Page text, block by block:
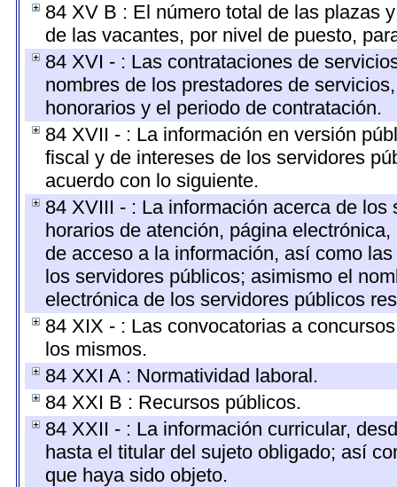
84 XV B : El número total de las plazas
de las vacantes, por nivel de puesto,
84 XVI - : Las contrataciones de
nombres de los prestadores de
honorarios y el periodo de contratación.
84 XVII - : La información en versión
fiscal y de intereses de los servidores
acuerdo con lo siguiente.
84 XVIII - : La información acerca de
horarios de atención, página
de acceso a la información, así como
los servidores públicos; asimismo el
electrónica de los servidores públicos
84 XIX - : Las convocatorias a
los mismos.
84 XXI A : Normatividad laboral.
84 XXI B : Recursos públicos.
84 XXII - : La información curricular,
hasta el titular del sujeto obligado; así
que haya sido objeto.